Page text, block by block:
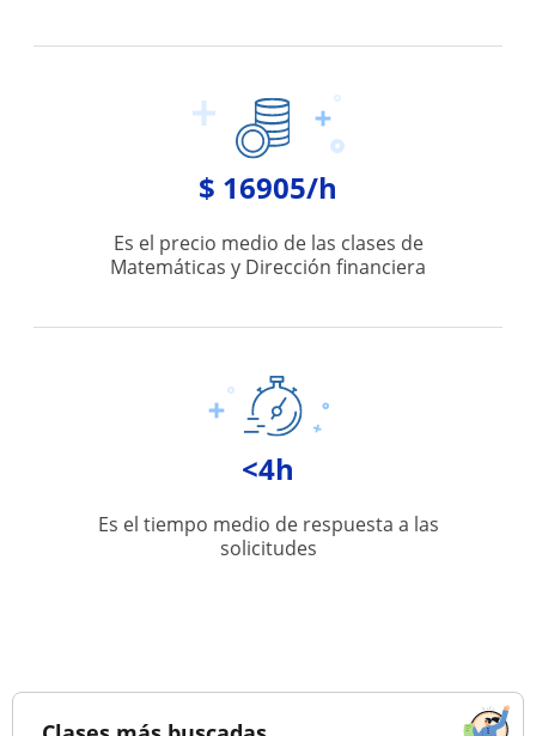
$ 16905/h
Es el precio medio de las clases de
Matemáticas y Dirección financiera
<4h
Es el tiempo medio de respuesta a las
solicitudes